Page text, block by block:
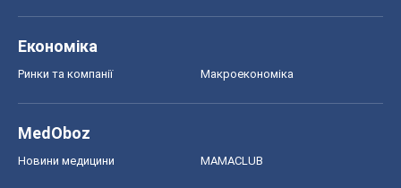
Економіка
Ринки та компанії Макроекономіка
MedOboz
Новини медицини MAMACLUB